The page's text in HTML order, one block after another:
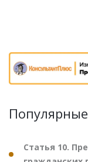
Статья 10.